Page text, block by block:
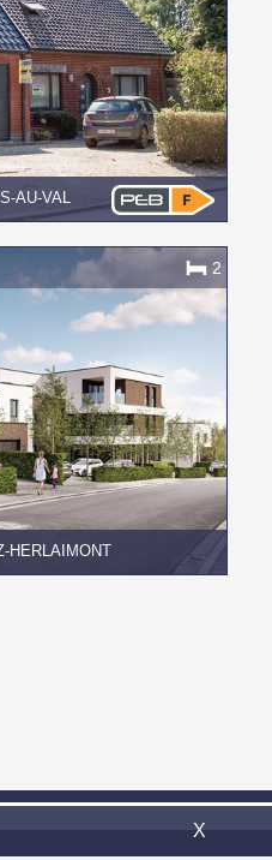
X
AU-VAL
HERLAIMONT
2